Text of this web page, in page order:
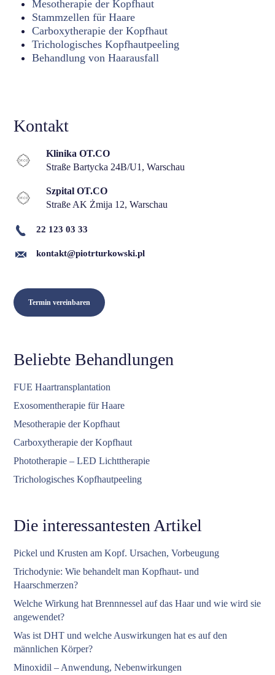
Mesotherapie der Kopfhaut
Stammzellen für Haare
Carboxytherapie der Kopfhaut
Trichologisches Kopfhautpeeling
Behandlung von Haarausfall
Kontakt
Klinika OT.CO
Straße Bartycka 24B/U1, Warschau
Szpital OT.CO
Straße AK Żmija 12, Warschau
22 123 03 33
kontakt@piotrturkowski.pl
Termin vereinbaren
Beliebte Behandlungen
FUE Haartransplantation
Exosomentherapie für Haare
Mesotherapie der Kopfhaut
Carboxytherapie der Kopfhaut
Phototherapie – LED Lichttherapie
Trichologisches Kopfhautpeeling
Die interessantesten Artikel
Pickel und Krusten am Kopf. Ursachen, Vorbeugung
Trichodynie: Wie behandelt man Kopfhaut- und
Haarschmerzen?
Welche Wirkung hat Brennnessel auf das Haar und wie wird sie
angewendet?
Was ist DHT und welche Auswirkungen hat es auf den
männlichen Körper?
Minoxidil – Anwendung, Nebenwirkungen